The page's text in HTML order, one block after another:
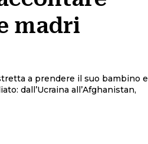
madri
a prendere il suo bambino e
dall’Ucraina all’Afghanistan,